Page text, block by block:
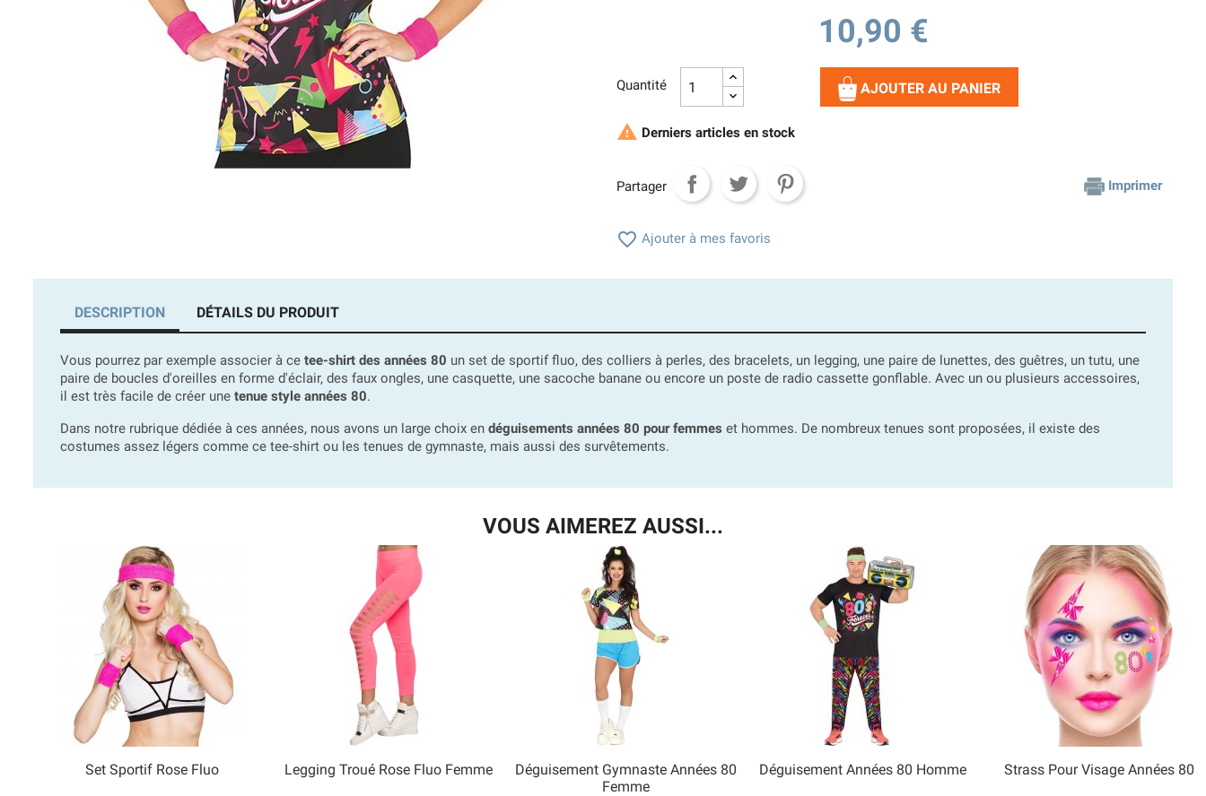
10,90 €
Quantité AJOUTER AU PANIER
 Derniers articles en stock
Partager Imprimer
 Ajouter à mes favoris
DESCRIPTION DÉTAILS DU PRODUIT
Vous pourrez par exemple associer à ce tee-shirt des années 80 un set de sportif fluo, des colliers à perles, des bracelets, un legging, une paire de lunettes, des guêtres, un tutu, une
paire de boucles d'oreilles en forme d'éclair, des faux ongles, une casquette, une sacoche banane ou encore un poste de radio cassette gonflable. Avec un ou plusieurs accessoires,
il est très facile de créer une tenue style années 80.
Dans notre rubrique dédiée à ces années, nous avons un large choix en déguisements années 80 pour femmes et hommes. De nombreux tenues sont proposées, il existe des
costumes assez légers comme ce tee-shirt ou les tenues de gymnaste, mais aussi des survêtements.
VOUS AIMEREZ AUSSI...
Set Sportif Rose Fluo Legging Troué Rose Fluo Femme
Déguisement Gymnaste Années 80
Femme
Aperçu rapide
Déguisement Années 80 Homme Strass Pour Visage Années 80